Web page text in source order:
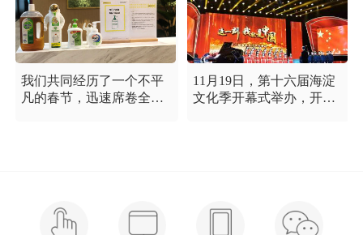
我们共同经历了一个不平
凡的春节，迅速席卷全国
11月19日，第十六届海淀
文化季开幕式举办，开幕
结、特别讲奉献的一流精